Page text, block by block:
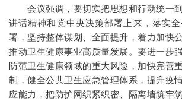
会议强调，要切实把思想和行动统一
讲话精神和党中央决策部署上来，落实
署，坚持整体谋划、全面提升，着力加快
推动卫生健康事业高质量发展。要进一步
防范卫生健康领域的重大风险，加快完善
制，健全公共卫生应急管理体系，提升疫
应能力，把防护网织紧织密、隔离墙筑牢